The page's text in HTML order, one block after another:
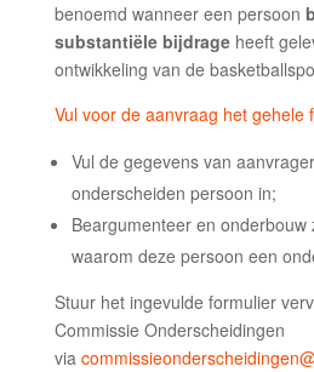
benoemd wanneer een persoon
substantiële bijdrage heeft
ontwikkeling van de
Vul voor de aanvraag het gehele
Vul de gegevens van
onderscheiden persoon in;
Beargumenteer en onderbouw
waarom deze persoon een
Stuur het ingevulde formulier
Commissie Onderscheidingen
via